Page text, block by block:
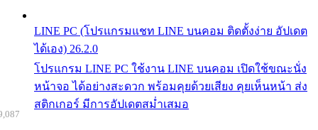
LINE PC (โปรแกรมแชท LINE บนคอม ติดตั้งง่าย อัปเดต
ได้เอง) 26.2.0
โปรแกรม LINE PC ใช้งาน LINE บนคอม เปิดใช้ขณะนั่ง
หน้าจอ ได้อย่างสะดวก พร้อมคุยด้วยเสียง คุยเห็นหน้า ส่ง
สติกเกอร์ มีการอัปเดตสม่ำเสมอ